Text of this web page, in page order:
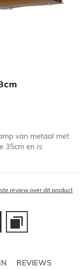
van metaal met
35cm en is
review over dit product
REVIEWS